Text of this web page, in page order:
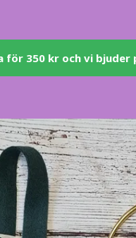
för 350 kr och vi bjuder